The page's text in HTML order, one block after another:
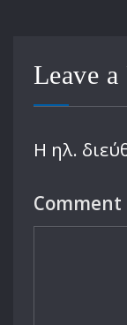
Leave
Η ηλ.
Comment